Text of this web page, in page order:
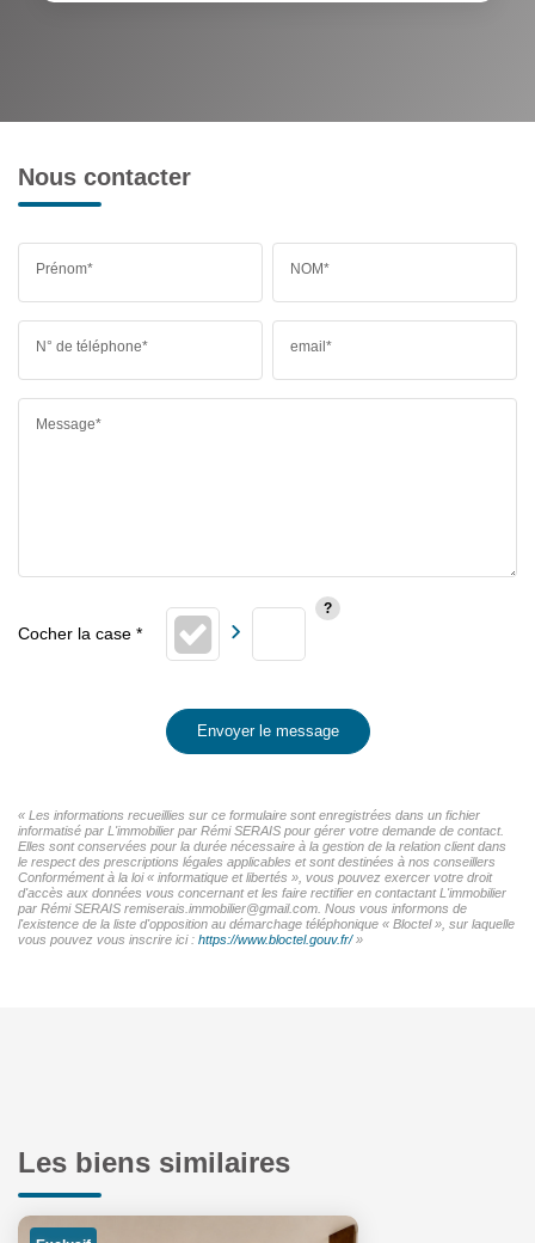
Nous contacter
Prénom* NOM*
N° de téléphone* email*
Message*
Envoyer le message
« Les informations recueillies sur ce formulaire sont enregistrées dans un fichier
informatisé par L'immobilier par Rémi SERAIS pour gérer votre demande de contact.
Elles sont conservées pour la durée nécessaire à la gestion de la relation client dans
le respect des prescriptions légales applicables et sont destinées à nos conseillers
Conformément à la loi « informatique et libertés », vous pouvez exercer votre droit
d'accès aux données vous concernant et les faire rectifier en contactant L'immobilier
par Rémi SERAIS remiserais.immobilier@gmail.com. Nous vous informons de
l'existence de la liste d'opposition au démarchage téléphonique « Bloctel », sur laquelle
vous pouvez vous inscrire ici : https://www.bloctel.gouv.fr/»
Les biens similaires